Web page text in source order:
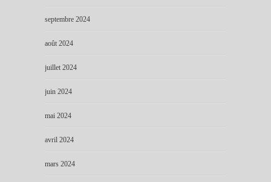
septembre 2024
août 2024
juillet 2024
juin 2024
mai 2024
avril 2024
mars 2024